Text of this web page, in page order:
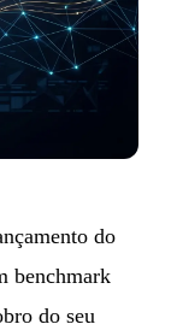
do
benchmark
do seu